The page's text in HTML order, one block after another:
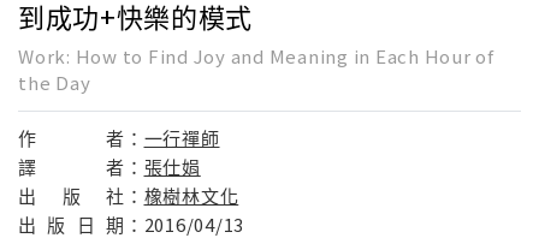
到成功+快樂的模式
Work: How to Find Joy and Meaning in Each Hour of
the Day
作 者： 一行禪師
譯
者： 張仕娟
出
版 社： 橡樹林文化
出 版 日 期： 2016/04/13